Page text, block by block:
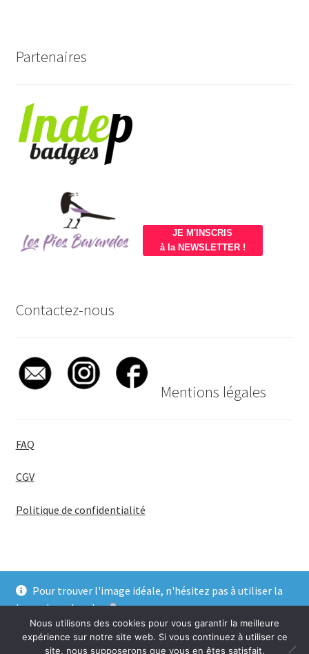
Pour trouver l'image idéale, n'hésitez pas à utiliser la
barre de recherche
Ignorer
Partenaires
JE M'INSCRIS
à la NEWSLETTER !
Contactez-nous
Mentions légales
FAQ
CGV
Politique de confidentialité
© BadgeGirl® 2026
Nous utilisons des cookies pour vous garantir la meilleure
expérience sur notre site web. Si vous continuez à utiliser ce
site, nous supposerons que vous en êtes satisfait.